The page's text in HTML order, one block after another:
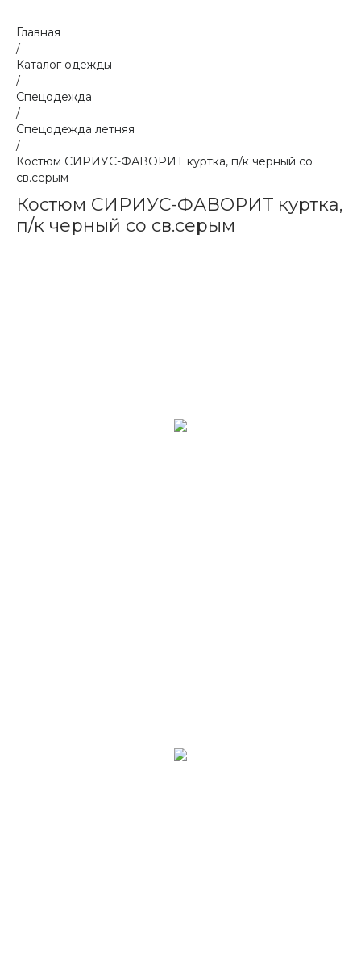
Главная
/
Каталог одежды
/
Спецодежда
/
Спецодежда летняя
/
Костюм СИРИУС-ФАВОРИТ куртка, п/к черный со
св.серым
Костюм СИРИУС-ФАВОРИТ куртка,
п/к черный со св.серым